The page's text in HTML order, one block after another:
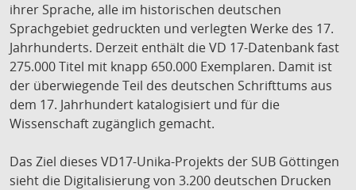
ihrer Sprache, alle im historischen deutschen
Sprachgebiet gedruckten und verlegten Werke des 17.
Jahrhunderts. Derzeit enthält die VD 17-Datenbank fast
275.000 Titel mit knapp 650.000 Exemplaren. Damit ist
der überwiegende Teil des deutschen Schrifttums aus
dem 17. Jahrhundert katalogisiert und für die
Wissenschaft zugänglich gemacht.
Das Ziel dieses VD17-Unika-Projekts der SUB Göttingen
sieht die Digitalisierung von 3.200 deutschen Drucken